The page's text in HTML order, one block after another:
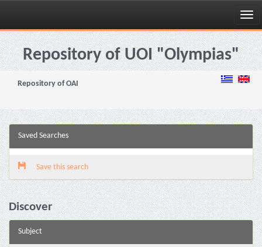
Skip
navigationRepository of UOI "Olympias"
Repository of OAI
Saved Searches
Save this search
Discover
Subject